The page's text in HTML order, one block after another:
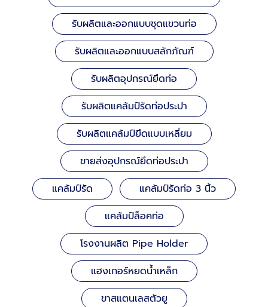
รับผลิตและออกแบบชุดแขวนท่อ
รับผลิตและออกแบบสลักภัณฑ์
รับผลิตอุปกรณ์ยึดท่อ
รับผลิตแคล้มป์รัดท่อประปา
รับผลิตแคล้มป์ยึดแบบเหลี่ยม
ขายส่งอุปกรณ์ยึดท่อประปา
แคล้มป์รัด
แคล้มป์รัดท่อ 3 นิ้ว
แคล้มป์ล็อคท่อ
โรงงานผลิต Pipe Holder
แฮงเกอร์หยดน้ำเหล็ก
ขาสแตนเลสตัวยู